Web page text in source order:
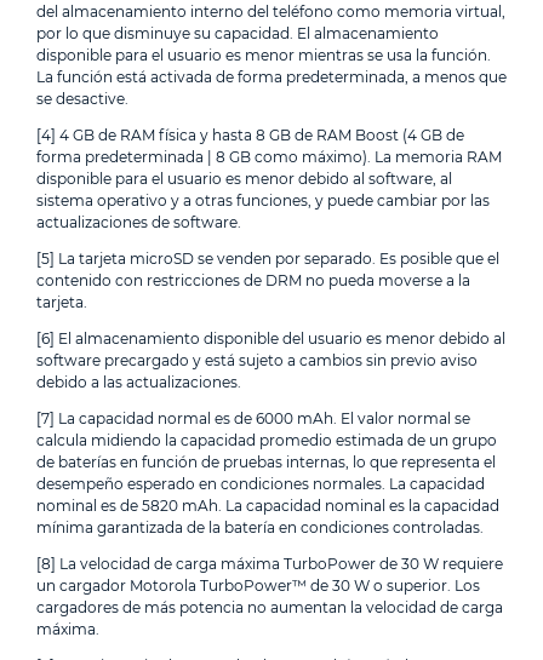
del almacenamiento interno del teléfono como memoria virtual,
por lo que disminuye su capacidad. El almacenamiento
disponible para el usuario es menor mientras se usa la función.
La función está activada de forma predeterminada, a menos que
se desactive.
[4] 4 GB de RAM física y hasta 8 GB de RAM Boost (4 GB de
forma predeterminada | 8 GB como máximo). La memoria RAM
disponible para el usuario es menor debido al software, al
sistema operativo y a otras funciones, y puede cambiar por las
actualizaciones de software.
[5] La tarjeta microSD se venden por separado. Es posible que el
contenido con restricciones de DRM no pueda moverse a la
tarjeta.
[6] El almacenamiento disponible del usuario es menor debido al
software precargado y está sujeto a cambios sin previo aviso
debido a las actualizaciones.
[7] La capacidad normal es de 6000 mAh. El valor normal se
calcula midiendo la capacidad promedio estimada de un grupo
de baterías en función de pruebas internas, lo que representa el
desempeño esperado en condiciones normales. La capacidad
nominal es de 5820 mAh. La capacidad nominal es la capacidad
mínima garantizada de la batería en condiciones controladas.
[8] La velocidad de carga máxima TurboPower de 30 W requiere
un cargador Motorola TurboPower™ de 30 W o superior. Los
cargadores de más potencia no aumentan la velocidad de carga
máxima.